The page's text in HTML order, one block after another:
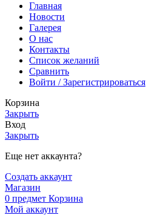
Главная
Новости
Галерея
О нас
Контакты
Список желаний
Сравнить
Войти / Зарегистрироваться
Корзина
Закрыть
Вход
Закрыть
Еще нет аккаунта?
Создать аккаунт
Магазин
0 предмет Корзина
Мой аккаунт